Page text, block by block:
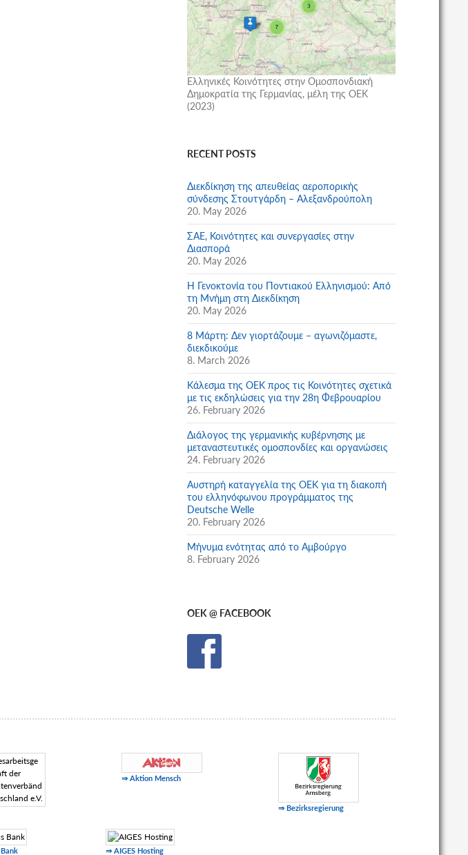
Ελληνικές Κοινότητες στην Ομοσπονδιακή
Δημοκρατία της Γερμανίας, μέλη της ΟΕΚ
(2023)
RECENT POSTS
Διεκδίκηση της απευθείας αεροπορικής
σύνδεσης Στουτγάρδη – Αλεξανδρούπολη
20. May 2026
ΣΑΕ, Κοινότητες και συνεργασίες στην
Διασπορά
20. May 2026
Η Γενοκτονία του Ποντιακού Ελληνισμού: Από
τη Μνήμη στη Διεκδίκηση
20. May 2026
8 Μάρτη: Δεν γιορτάζουμε – αγωνιζόμαστε,
διεκδικούμε
8. March 2026
Κάλεσμα της ΟΕΚ προς τις Κοινότητες σχετικά
με τις εκδηλώσεις για την 28η Φεβρουαρίου
26. February 2026
Διάλογος της γερμανικής κυβέρνησης με
μεταναστευτικές ομοσπονδίες και οργανώσεις
24. February 2026
Αυστηρή καταγγελία της ΟΕΚ για τη διακοπή
του ελληνόφωνου προγράμματος της
Deutsche Welle
20. February 2026
Μήνυμα ενότητας από το Αμβούργο
8. February 2026
OEK @ FACEBOOK
⇒ Aktion Mensch
⇒ Bezirksregierung
⇒ AIGES Hosting